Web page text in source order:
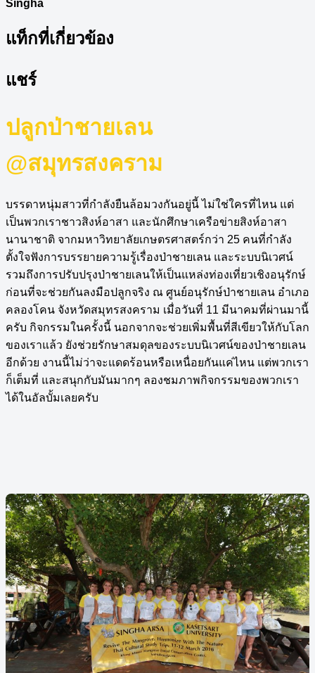
Singha
แท็กที่เกี่ยวข้อง
แชร์
ปลูกป่าชายเลน
@สมุทรสงคราม
บรรดาหนุ่มสาวที่กำลังยืนล้อมวงกันอยู่นี้ ไม่ใช่ใครที่ไหน แต่
เป็นพวกเราชาวสิงห์อาสา และนักศึกษาเครือข่ายสิงห์อาสา
นานาชาติ จากมหาวิทยาลัยเกษตรศาสตร์กว่า 25 คนที่กำลัง
ตั้งใจฟังการบรรยายความรู้เรื่องป่าชายเลน และระบบนิเวศน์
รวมถึงการปรับปรุงป่าชายเลนให้เป็นแหล่งท่องเที่ยวเชิงอนุรักษ์
ก่อนที่จะช่วยกันลงมือปลูกจริง ณ ศูนย์อนุรักษ์ป่าชายเลน อำเภอ
คลองโคน จังหวัดสมุทรสงคราม เมื่อวันที่ 11 มีนาคมที่ผ่านมานี้
ครับ กิจกรรมในครั้งนี้ นอกจากจะช่วยเพิ่มพื้นที่สีเขียวให้กับโลก
ของเราแล้ว ยังช่วยรักษาสมดุลของระบบนิเวศน์ของป่าชายเลน
อีกด้วย งานนี้ไม่ว่าจะแดดร้อนหรือเหนื่อยกันแค่ไหน แต่พวกเรา
ก็เต็มที่ และสนุกกับมันมากๆ ลองชมภาพกิจกรรมของพวกเรา
ได้ในอัลบั้มเลยครับ